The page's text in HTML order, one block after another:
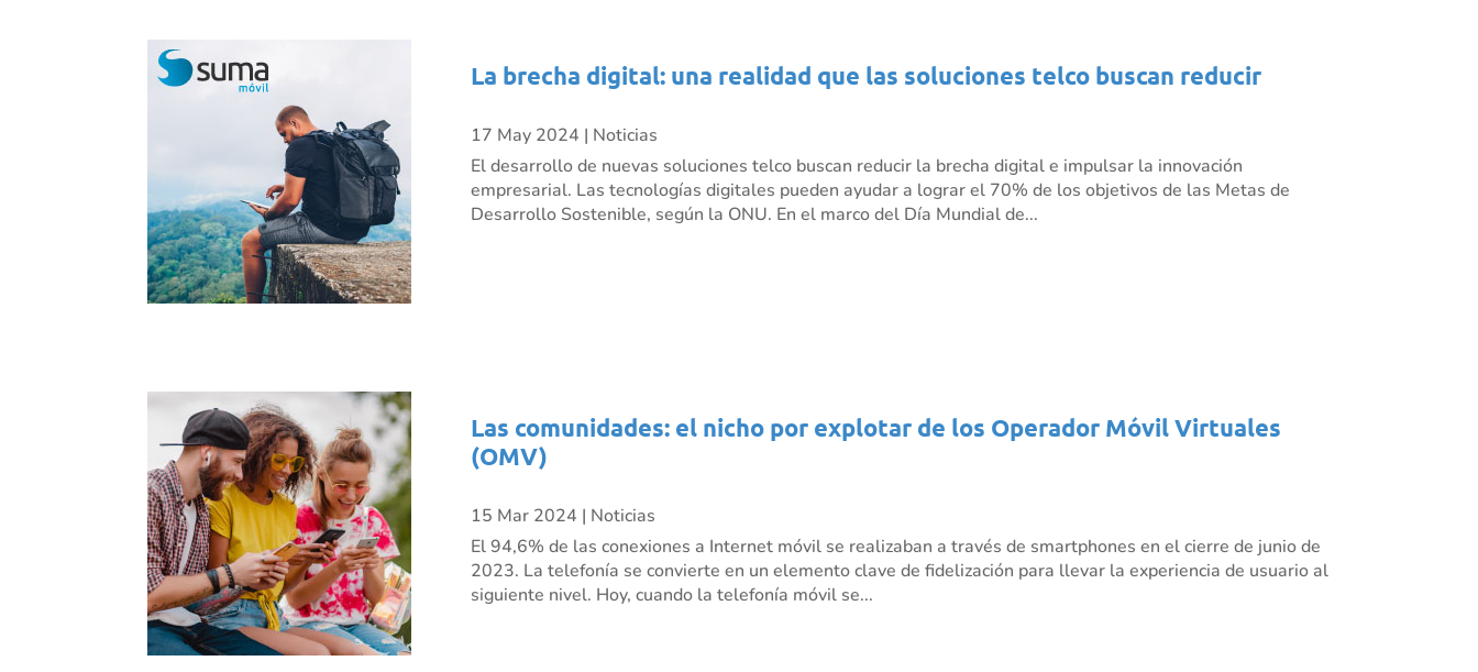
La brecha digital: una realidad que las soluciones telco buscan reducir
17 May 2024 | Noticias
El desarrollo de nuevas soluciones telco buscan reducir la brecha digital e impulsar la innovación
empresarial. Las tecnologías digitales pueden ayudar a lograr el 70% de los objetivos de las Metas de
Desarrollo Sostenible, según la ONU. En el marco del Día Mundial de...
Las comunidades: el nicho por explotar de los Operador Móvil Virtuales
(OMV)
15 Mar 2024 | Noticias
El 94,6% de las conexiones a Internet móvil se realizaban a través de smartphones en el cierre de junio de
2023. La telefonía se convierte en un elemento clave de fidelización para llevar la experiencia de usuario al
siguiente nivel. Hoy, cuando la telefonía móvil se...